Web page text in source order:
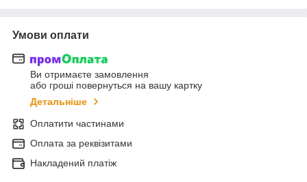
Умови оплати
Ви отримаєте замовлення
або гроші повернуться на вашу картку
Детальніше
Оплатити частинами
Оплата за реквізитами
Накладений платіж